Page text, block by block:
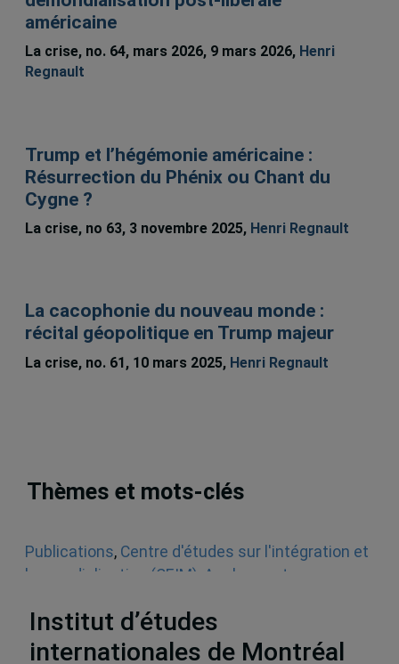
américaine
La crise, no. 64, mars 2026, 9 mars 2026, Henri
Regnault
Trump et l’hégémonie américaine :
Résurrection du Phénix ou Chant du
Cygne ?
La crise, no 63, 3 novembre 2025, Henri Regnault
La cacophonie du nouveau monde :
récital géopolitique en Trump majeur
La crise, no. 61, 10 mars 2025, Henri Regnault
Thèmes et mots-clés
Publications, Centre d'études sur l'intégration et
la mondialisation (CEIM)
Analyses et
Institut d’études
internationales de Montréal